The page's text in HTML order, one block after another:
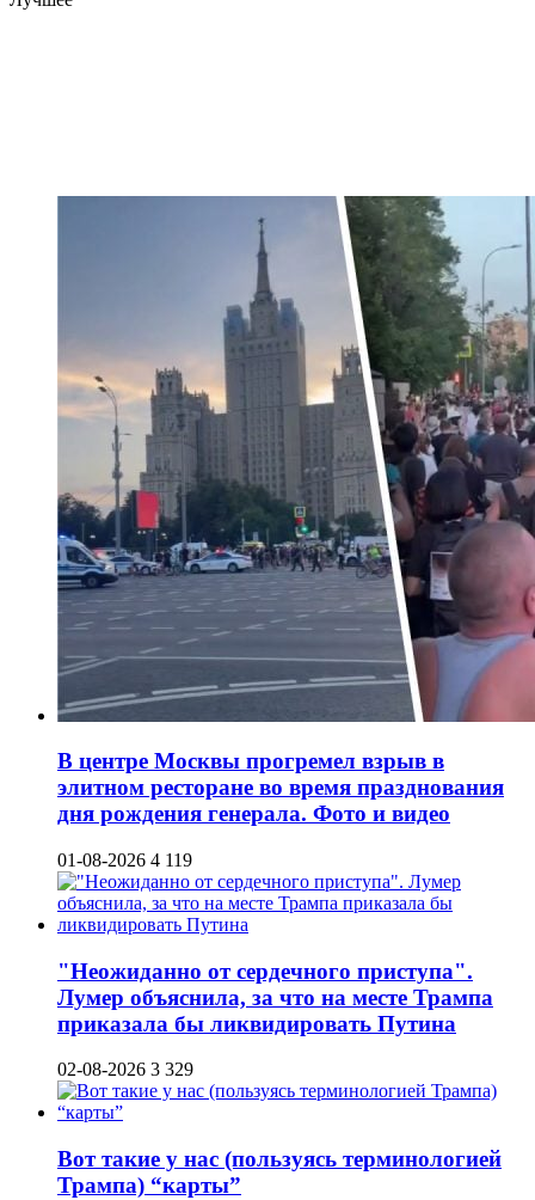
В центре Москвы прогремел взрыв в
элитном ресторане во время празднования
дня рождения генерала. Фото и видео
01-08-2026 4 119
"Неожиданно от сердечного приступа".
Лумер объяснила, за что на месте Трампа
приказала бы ликвидировать Путина
02-08-2026 3 329
Вот такие у нас (пользуясь терминологией
Трампа) “карты”